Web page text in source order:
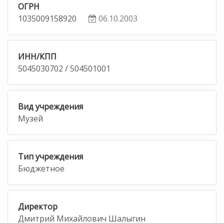
ОГРН
1035009158920
06.10.2003
ИНН/КПП
5045030702 / 504501001
Вид учреждения
Музей
Тип учреждения
Бюджетное
Директор
Дмитрий Михайлович Шалыгин